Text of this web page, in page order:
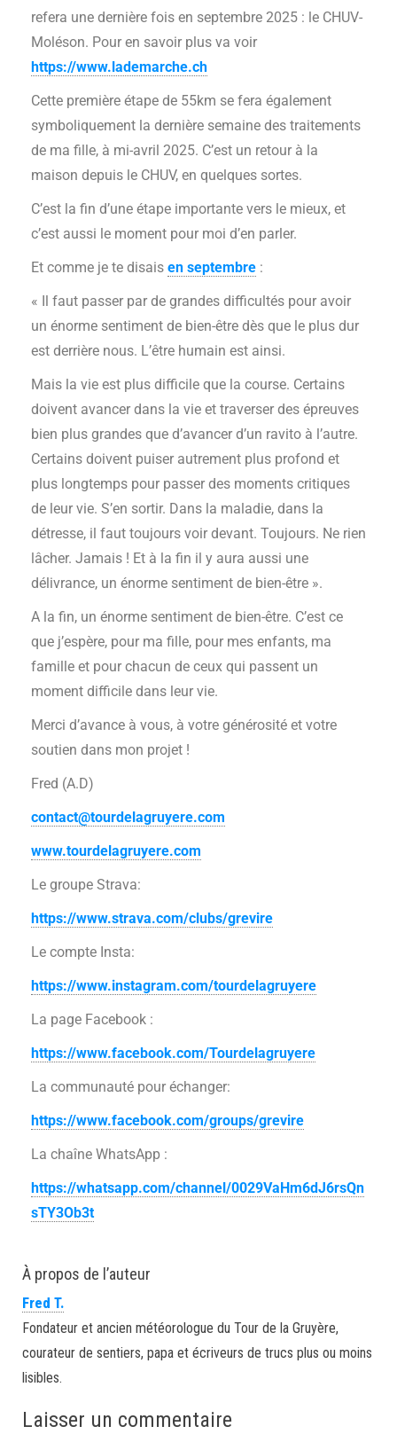
refera une dernière fois en septembre 2025 : le CHUV-
Moléson. Pour en savoir plus va voir
https://www.lademarche.ch
Cette première étape de 55km se fera également
symboliquement la dernière semaine des traitements
de ma fille, à mi-avril 2025. C’est un retour à la
maison depuis le CHUV, en quelques sortes.
C’est la fin d’une étape importante vers le mieux, et
c’est aussi le moment pour moi d’en parler.
Et comme je te disais en septembre :
« Il faut passer par de grandes difficultés pour avoir
un énorme sentiment de bien-être dès que le plus dur
est derrière nous. L’être humain est ainsi.
Mais la vie est plus difficile que la course. Certains
doivent avancer dans la vie et traverser des épreuves
bien plus grandes que d’avancer d’un ravito à l’autre.
Certains doivent puiser autrement plus profond et
plus longtemps pour passer des moments critiques
de leur vie. S’en sortir. Dans la maladie, dans la
détresse, il faut toujours voir devant. Toujours. Ne rien
lâcher. Jamais ! Et à la fin il y aura aussi une
délivrance, un énorme sentiment de bien-être ».
A la fin, un énorme sentiment de bien-être. C’est ce
que j’espère, pour ma fille, pour mes enfants, ma
famille et pour chacun de ceux qui passent un
moment difficile dans leur vie.
Merci d’avance à vous, à votre générosité et votre
soutien dans mon projet !
Fred (A.D)
contact@tourdelagruyere.com
www.tourdelagruyere.com
Le groupe Strava:
https://www.strava.com/clubs/grevire
Le compte Insta:
https://www.instagram.com/tourdelagruyere
La page Facebook :
https://www.facebook.com/Tourdelagruyere
La communauté pour échanger:
https://www.facebook.com/groups/grevire
La chaîne WhatsApp :
https://whatsapp.com/channel/0029VaHm6dJ6rsQn
sTY3Ob3t
À propos de l’auteur
Fred T.
Fondateur et ancien météorologue du Tour de la Gruyère,
courateur de sentiers, papa et écriveurs de trucs plus ou moins
lisibles.
Laisser un commentaire